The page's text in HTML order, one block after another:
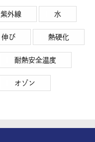
紫外線 水
伸び 熱硬化
耐熱安全温度
オゾン